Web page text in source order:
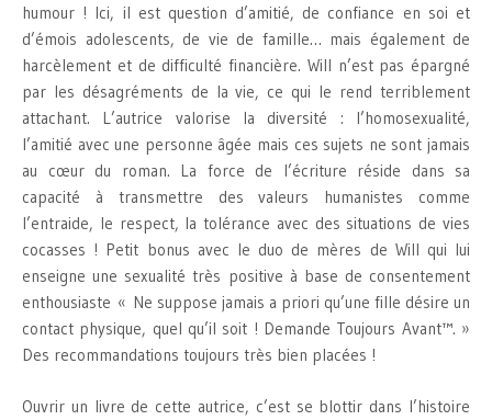
humour ! Ici, il est question d’amitié, de confiance en soi et
d’émois adolescents, de vie de famille… mais également de
harcèlement et de difficulté financière. Will n’est pas épargné
par les désagréments de la vie, ce qui le rend terriblement
attachant. L’autrice valorise la diversité : l’homosexualité,
l’amitié avec une personne âgée mais ces sujets ne sont jamais
au cœur du roman. La force de l’écriture réside dans sa
capacité à transmettre des valeurs humanistes comme
l’entraide, le respect, la tolérance avec des situations de vies
cocasses ! Petit bonus avec le duo de mères de Will qui lui
enseigne une sexualité très positive à base de consentement
enthousiaste « Ne suppose jamais a priori qu’une fille désire un
contact physique, quel qu’il soit ! Demande Toujours Avant™. »
Des recommandations toujours très bien placées !
Ouvrir un livre de cette autrice, c’est se blottir dans l’histoire